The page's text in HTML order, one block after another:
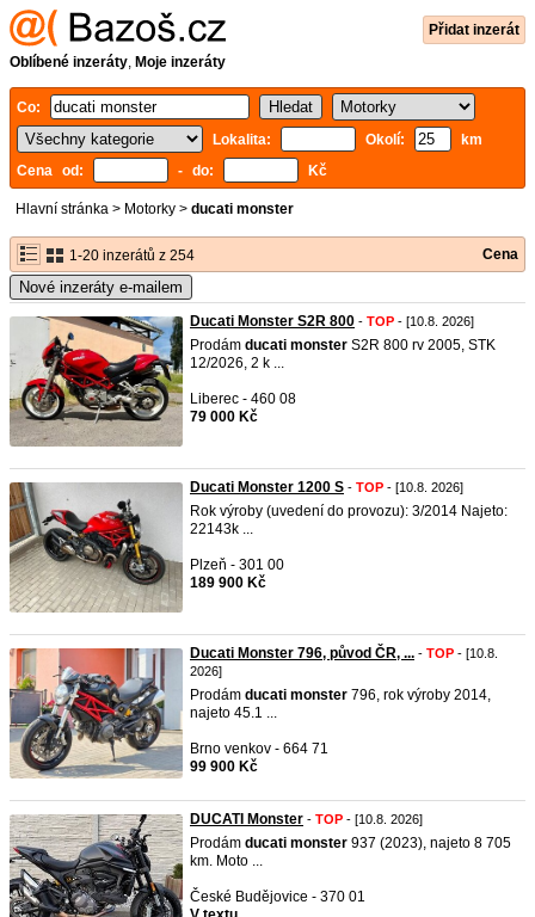
Přidat inzerát
Oblíbené inzeráty, Moje inzeráty
Co:
Lokalita:
Okolí:
km
Cena od:
- do: Kč
Hlavní stránka > Motorky > ducati monster
1-20 inzerátů z 254 Cena
Nové inzeráty e-mailem
Ducati Monster S2R 800 - TOP - [10.8. 2026]
Prodám ducati monster S2R 800 rv 2005, STK
12/2026, 2 k ...
Liberec - 460 08
79 000 Kč
Ducati Monster 1200 S - TOP - [10.8. 2026]
Rok výroby (uvedení do provozu): 3/2014 Najeto:
22143k ...
Plzeň - 301 00
189 900 Kč
Ducati Monster 796, původ ČR, ... - TOP - [10.8.
2026]
Prodám ducati monster 796, rok výroby 2014,
najeto 45.1 ...
Brno venkov - 664 71
99 900 Kč
DUCATI Monster - TOP - [10.8. 2026]
Prodám ducati monster 937 (2023), najeto 8 705
km. Moto ...
České Budějovice - 370 01